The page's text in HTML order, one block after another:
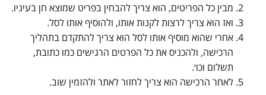
מבין כל הפריטים, הוא צריך להבחין בפריט שמוצא חן בעיניו.
ואז הוא צריך לרצות לקנות אותו, ולהוסיף אותו לסל.
אחרי שהוא מוסיף אותו לסל הוא צריך להתקדם בתהליך
הרכישה, ולהכניס את כל הפרטים הרגישים כמו כתובת,
תשלום וכו׳.
לאחר הרכישה הוא צריך לחזור לאתר ולהזמין שוב.